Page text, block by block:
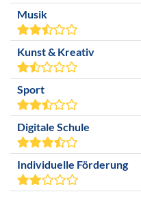
Musik
Kunst & Kreativ
Sport
Digitale Schule
Individuelle Förderung